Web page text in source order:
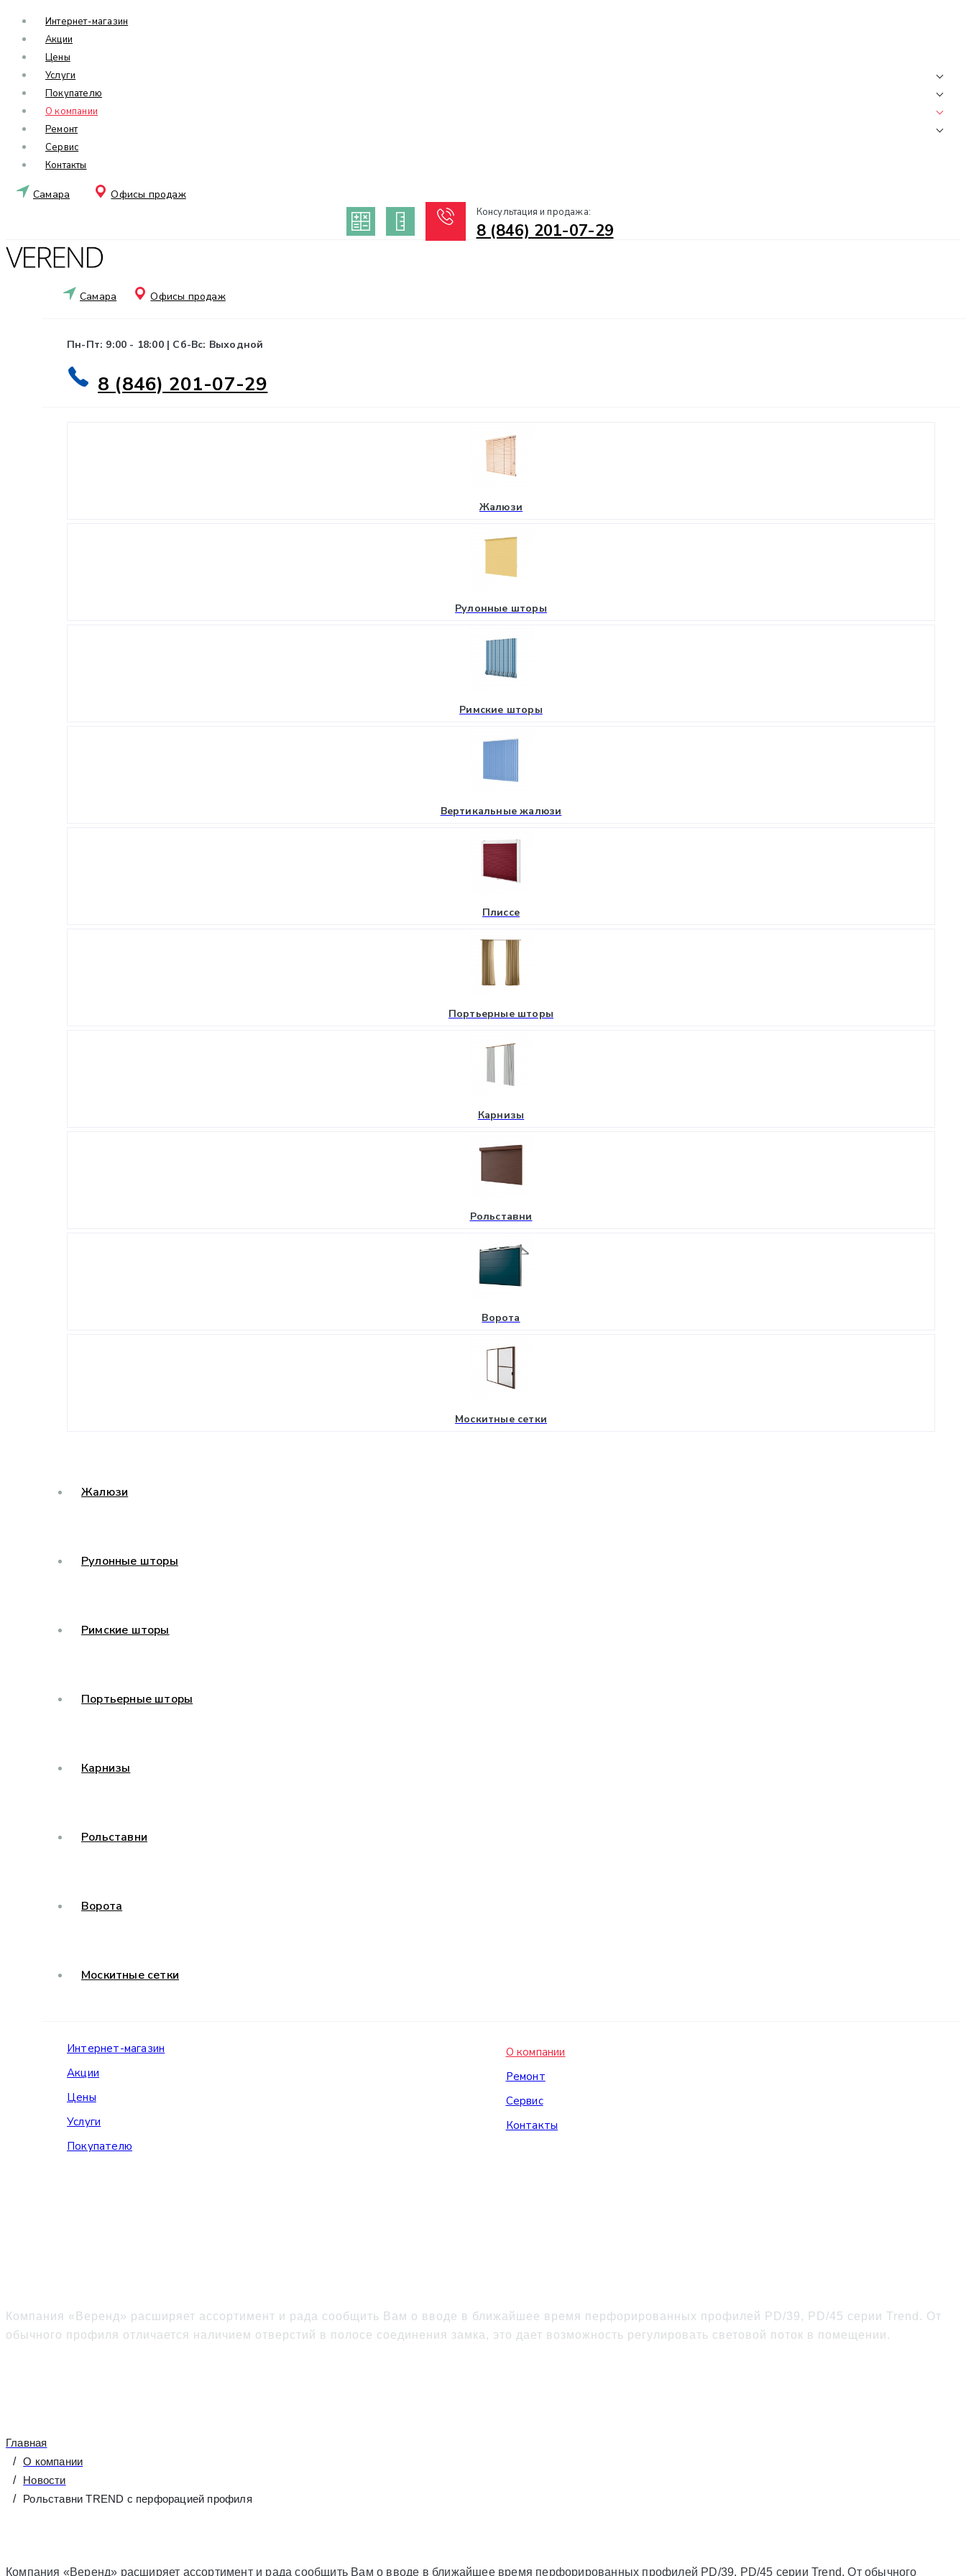
Интернет-магазин
Акции
Цены
Услуги
Покупателю
О компании
Ремонт
Сервис
Контакты
Самара Офисы продаж
Консультация и продажа:
8 (846) 201-07-29
Самара Офисы продаж
Пн-Пт: 9:00 - 18:00 | Сб-Вс: Выходной
8 (846) 201-07-29
Жалюзи
Рулонные шторы
Римские шторы
Вертикальные жалюзи
Плиссе
Портьерные шторы
Карнизы
Рольставни
Ворота
Москитные сетки
Жалюзи
Рулонные шторы
Римские шторы
Портьерные шторы
Карнизы
Рольставни
Ворота
Москитные сетки
Интернет-магазин
Акции
Цены
Услуги
Покупателю
О компании
Ремонт
Сервис
Контакты
Компания «Веренд» расширяет ассортимент и рада сообщить Вам о вводе в ближайшее время перфорированных профилей PD/39, PD/45 серии Trend. От
обычного профиля отличается наличием отверстий в полосе соединения замка, это дает возможность регулировать световой поток в помещении.
Главная
О компании
Новости
Рольставни TREND с перфорацией профиля
Компания «Веренд» расширяет ассортимент и рада сообщить Вам о вводе в ближайшее время перфорированных профилей PD/39, PD/45 серии Trend. От обычного